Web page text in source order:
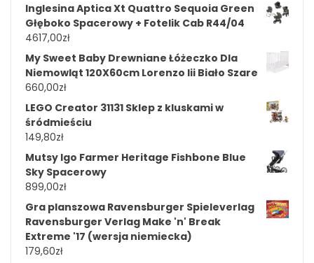
Inglesina Aptica Xt Quattro Sequoia Green
Głęboko Spacerowy + Fotelik Cab R44/04
4617,00zł
My Sweet Baby Drewniane Łóżeczko Dla
Niemowląt 120X60cm Lorenzo Iii Biało Szare
660,00zł
LEGO Creator 31131 Sklep z kluskami w
śródmieściu
149,80zł
Mutsy Igo Farmer Heritage Fishbone Blue
Sky Spacerowy
899,00zł
Gra planszowa Ravensburger Spieleverlag
Ravensburger Verlag Make 'n' Break
Extreme '17 (wersja niemiecka)
179,60zł